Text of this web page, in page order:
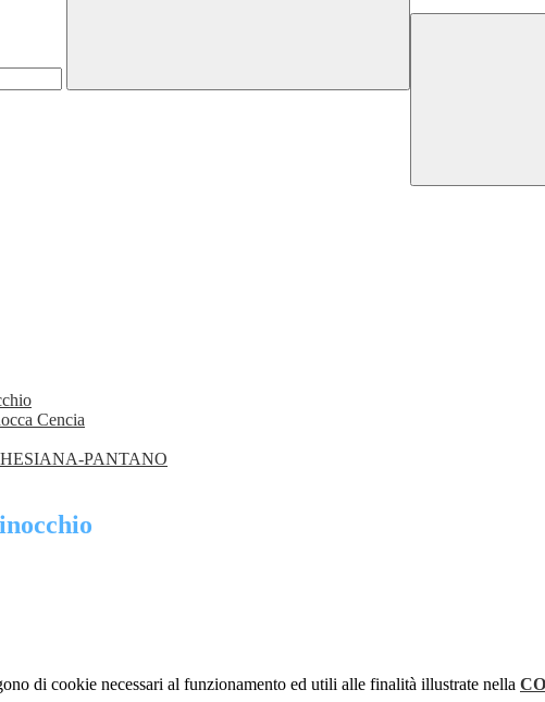
Cencia
PANTANO
di cookie necessari al funzionamento ed utili alle finalità illustrate nella